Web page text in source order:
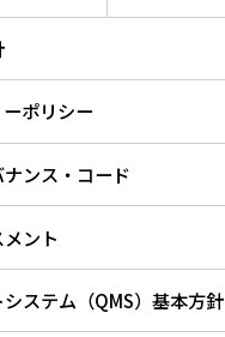
ポリシー
ンス・コード
ント
ステム（QMS）基本方針